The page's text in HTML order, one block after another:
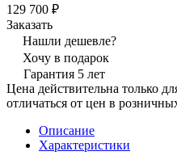
129 700 ₽
Заказать
Нашли дешевле?
Хочу в подарок
Гарантия 5 лет
Цена действительна только
отличаться от цен в
Описание
Характеристики